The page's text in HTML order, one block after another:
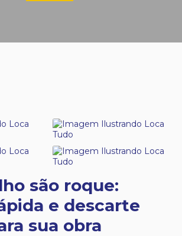
são roque:
e descarte
sua obra